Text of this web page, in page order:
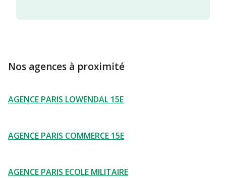
Nos agences à proximité
AGENCE PARIS LOWENDAL 15E
AGENCE PARIS COMMERCE 15E
AGENCE PARIS ECOLE MILITAIRE